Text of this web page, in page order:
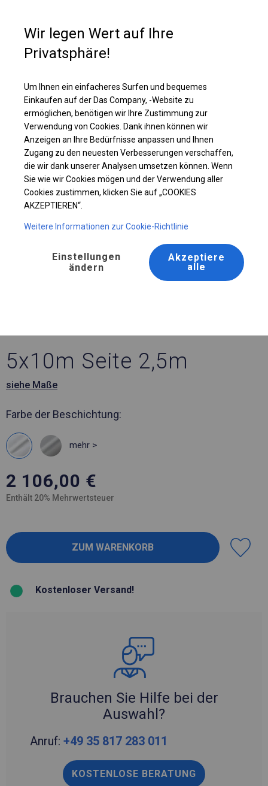
Ganzjähriges Catering-Zelt | 5x10 m
BESTSELLER
5x10m Seite 2,5m
siehe Maße
Farbe der Beschichtung:
mehr >
2 106,00 €
Enthält 20% Mehrwertsteuer
Kostenloser Versand!
Brauchen Sie Hilfe bei der
Auswahl?
Anruf: +49 35 817 283 011
KOSTENLOSE BERATUNG
Wir legen Wert auf Ihre
Privatsphäre!
Um Ihnen ein einfacheres Surfen und bequemes
Einkaufen auf der Das Company, -Website zu
ermöglichen, benötigen wir Ihre Zustimmung zur
Verwendung von Cookies. Dank ihnen können wir
Anzeigen an Ihre Bedürfnisse anpassen und Ihnen
Zugang zu den neuesten Verbesserungen verschaffen,
die wir dank unserer Analysen umsetzen können. Wenn
Sie wie wir Cookies mögen und der Verwendung aller
Cookies zustimmen, klicken Sie auf „COOKIES
AKZEPTIEREN“.
Weitere Informationen zur Cookie-Richtlinie
Einstellungen
ändern
Akzeptiere
alle